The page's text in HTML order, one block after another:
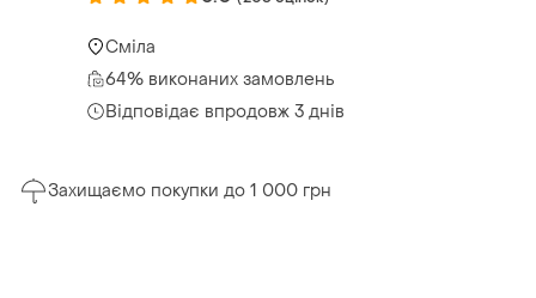
Сміла
64% виконаних замовлень
Відповідає впродовж 3 днів
Захищаємо покупки до 1 000 грн